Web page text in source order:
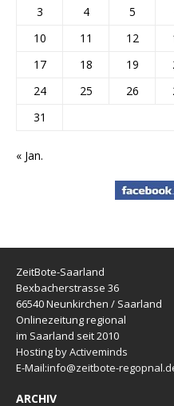
3
4 5
10
11 12
17
18 19
24
25 26
31
« Jan.
ZeitBote-Saarland
Bexbacherstrasse 36
66540 Neunkirchen / Saarland
Onlinezeitung regional
im Saarland seit 2010
Hosting by Activeminds
E-Mail:info@zeitbote-
ARCHIV